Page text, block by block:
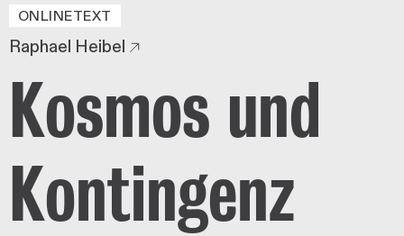
ONLINETEXT
Raphael Heibel
Kosmos und
Kontingenz